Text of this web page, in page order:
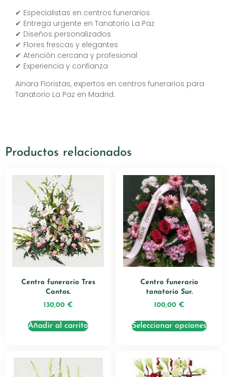
✔ Especialistas en centros funerarios
✔ Entrega urgente en Tanatorio La Paz
✔ Diseños personalizados
✔ Flores frescas y elegantes
✔ Atención cercana y profesional
✔ Experiencia y confianza
Ainara Floristas, expertos en centros funerarios para
Tanatorio La Paz en Madrid.
Productos relacionados
Centro funerario Tres
Cantos.
130,00 €
Añadir al carrito
Centro funerario
tanatorio Sur.
100,00 €
Seleccionar opciones